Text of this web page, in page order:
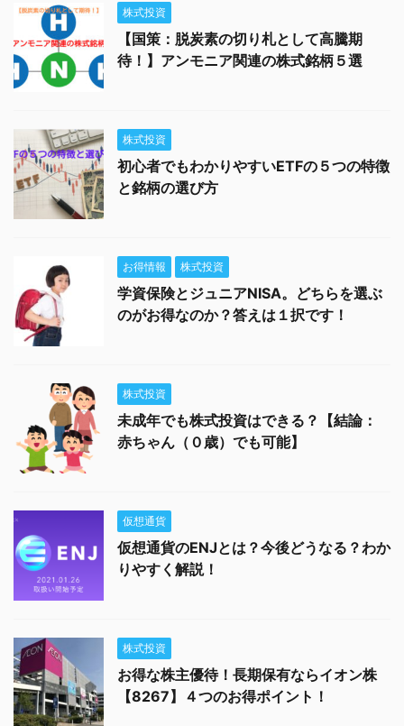
株式投資
【国策：脱炭素の切り札として高騰期
待！】アンモニア関連の株式銘柄５選
株式投資
初心者でもわかりやすいETFの５つの特徴
と銘柄の選び方
お得情報 株式投資
学資保険とジュニアNISA。どちらを選ぶ
のがお得なのか？答えは１択です！
株式投資
未成年でも株式投資はできる？【結論：
赤ちゃん（０歳）でも可能】
仮想通貨
仮想通貨のENJとは？今後どうなる？わか
りやすく解説！
株式投資
お得な株主優待！長期保有ならイオン株
【8267】４つのお得ポイント！